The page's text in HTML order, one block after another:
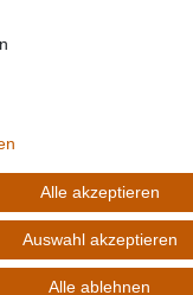
inkl. MwSt. zzgl.
Lieferzeiten für andere Länder
. *** Bei den
Versandkostenfür
nach Auswahl Ihres Lieferlandes.
Mega-Paradies GmbH | Alle
Alle akzeptieren
Auswahl akzeptieren
Alle ablehnen